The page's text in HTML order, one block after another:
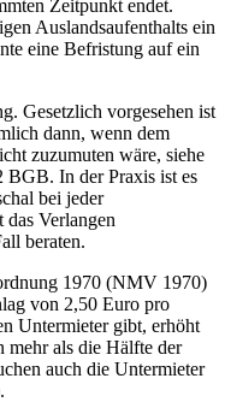
Zeitpunkt endet.
Auslandsaufenthalts ein
eine Befristung auf ein
Gesetzlich vorgesehen ist
dann, wenn dem
zuzumuten wäre, siehe
BGB. In der Praxis ist es
bei jeder
Verlangen
beraten.
1970 (NMV 1970)
von 2,50 Euro pro
Untermieter gibt, erhöht
mehr als die Hälfte der
auch die Untermieter